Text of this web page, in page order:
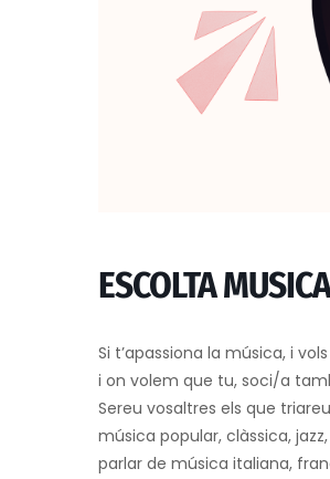
ESCOLTA MUSICA
Si t’apassiona la música, i
i on volem que tu, soci/a
Sereu vosaltres els que
música popular, clàssica,
parlar de música italiana,